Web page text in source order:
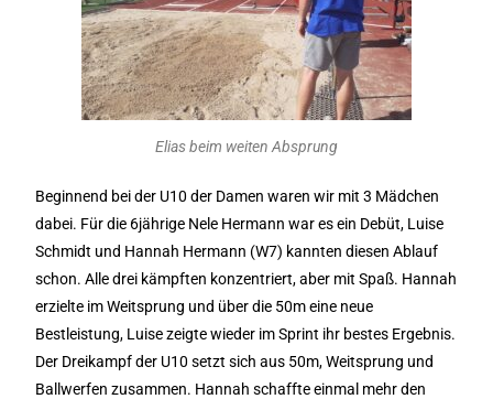
Elias beim weiten Absprung
Beginnend bei der U10 der Damen waren wir mit 3 Mädchen
dabei. Für die 6jährige Nele Hermann war es ein Debüt, Luise
Schmidt und Hannah Hermann (W7) kannten diesen Ablauf
schon. Alle drei kämpften konzentriert, aber mit Spaß. Hannah
erzielte im Weitsprung und über die 50m eine neue
Bestleistung, Luise zeigte wieder im Sprint ihr bestes Ergebnis.
Der Dreikampf der U10 setzt sich aus 50m, Weitsprung und
Ballwerfen zusammen. Hannah schaffte einmal mehr den